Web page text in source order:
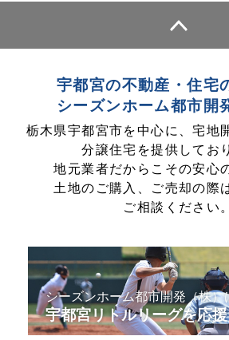
宇都宮の不動産・住宅
シーズンホーム都市開
栃木県宇都宮市を中心に、宅地
分譲住宅を提供してお
地元業者だからこその安心
土地のご購入、ご売却の際
ご相談ください。
シーズンホーム都市開発（株）
宇都宮リトルリーグを応